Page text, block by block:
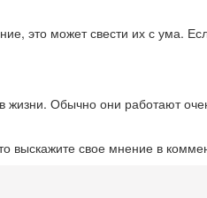
это может свести их с ума.
Обычно они работают
выскажите свое мнение в